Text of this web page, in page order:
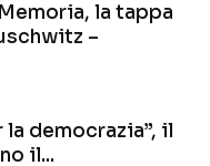
la tappa
–
la democrazia”, il
il...